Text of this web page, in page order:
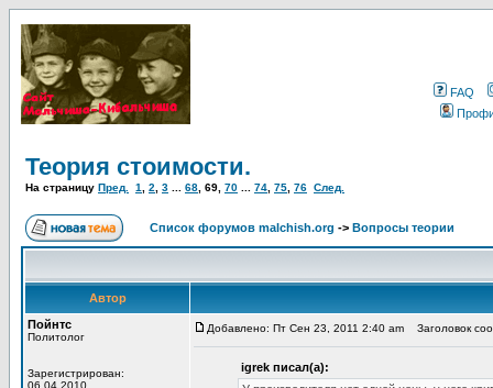
FAQ
Теория стоимости.
На страницу Пред. 1 2 3 68 69 70 74 75 76 След.
Список форумов malchish.org -> Вопросы теории
Автор
Пойнтс
Политолог
Зарегистрирован:
06.04.2010
Добавлено: Пт Сен 23, 2011 2:40 am Заголовок
igrek писал(а):